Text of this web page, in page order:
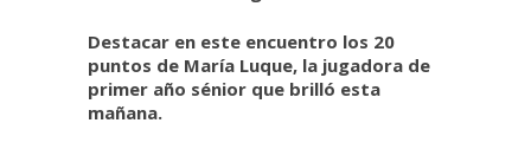
Destacar en este encuentro los 20
puntos de María Luque, la jugadora de
primer año sénior que brilló esta
mañana.